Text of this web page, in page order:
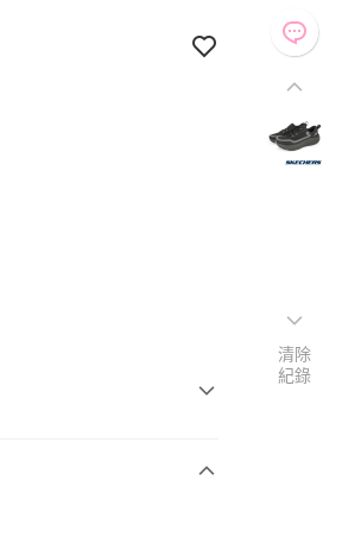
清除
紀錄